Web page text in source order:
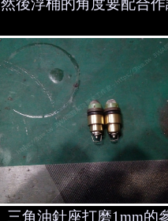
然後浮桶的角度要配合
三角油針座打磨1mm的